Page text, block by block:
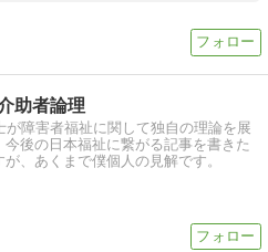
助者論理
が障害者福祉に関して独自の理論を展
今後の日本福祉に繋がる記事を書きた
、あくまで僕個人の見解です。